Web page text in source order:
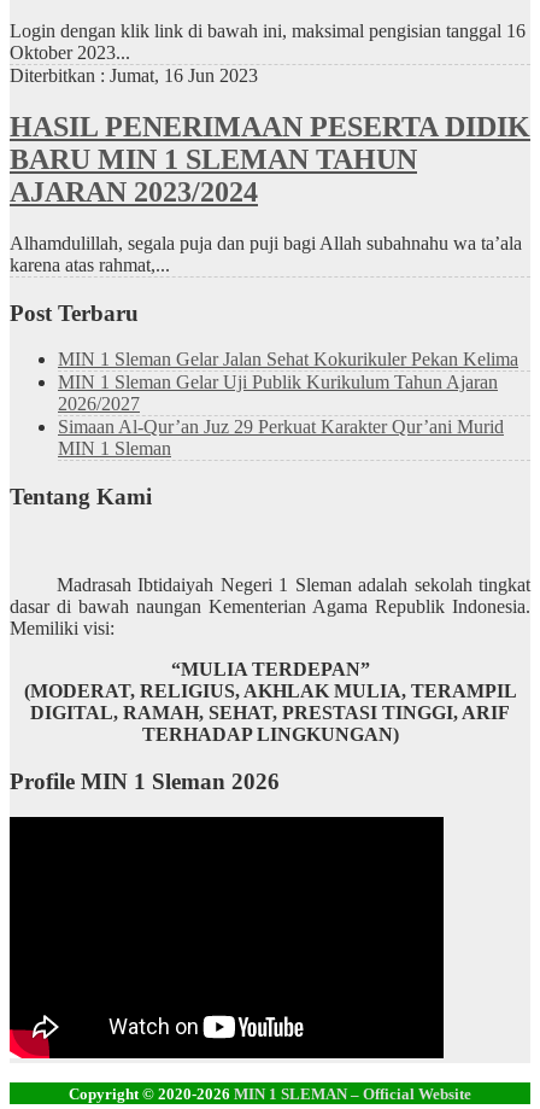
Login dengan klik link di bawah ini, maksimal pengisian tanggal 16
Oktober 2023...
Diterbitkan : Jumat, 16 Jun 2023
HASIL PENERIMAAN PESERTA DIDIK
BARU MIN 1 SLEMAN TAHUN
AJARAN 2023/2024
Alhamdulillah, segala puja dan puji bagi Allah subahnahu wa ta’ala
karena atas rahmat,...
Post Terbaru
MIN 1 Sleman Gelar Jalan Sehat Kokurikuler Pekan Kelima
MIN 1 Sleman Gelar Uji Publik Kurikulum Tahun Ajaran
2026/2027
Simaan Al-Qur’an Juz 29 Perkuat Karakter Qur’ani Murid
MIN 1 Sleman
Tentang Kami
Madrasah Ibtidaiyah Negeri 1 Sleman adalah sekolah tingkat
dasar di bawah naungan Kementerian Agama Republik Indonesia.
Memiliki visi:
“MULIA TERDEPAN”
(MODERAT, RELIGIUS, AKHLAK MULIA, TERAMPIL
DIGITAL, RAMAH, SEHAT, PRESTASI TINGGI, ARIF
TERHADAP LINGKUNGAN)
Profile MIN 1 Sleman 2026
Copyright © 2020-2026 MIN 1 SLEMAN – Official Website